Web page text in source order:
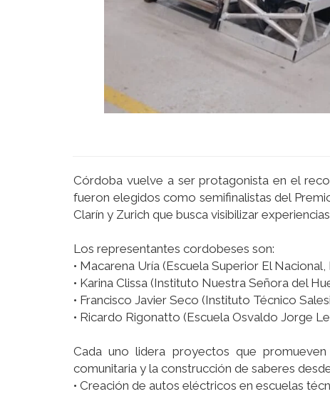
Córdoba vuelve a ser protagonista en el
fueron elegidos como semifinalistas del
Clarín y Zurich que busca visibilizar
Los representantes cordobeses son:
• Macarena Uría (Escuela Superior El
• Karina Clissa (Instituto Nuestra Señora del
• Francisco Javier Seco (Instituto Técnico
• Ricardo Rigonatto (Escuela Osvaldo Jorge
Cada uno lidera proyectos que
comunitaria y la construcción de saberes
• Creación de autos eléctricos en escuelas